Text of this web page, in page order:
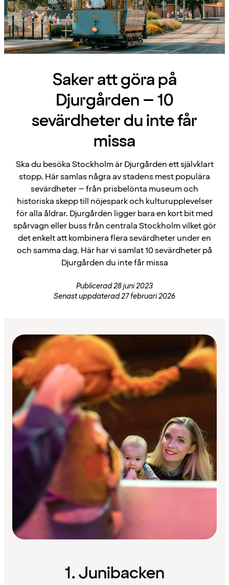
Saker att göra på
Djurgården – 10
sevärdheter du inte får
missa
Ska du besöka Stockholm är Djurgården ett självklart
stopp. Här samlas några av stadens mest populära
sevärdheter – från prisbelönta museum och
historiska skepp till nöjespark och kulturupplevelser
för alla åldrar. Djurgården ligger bara en kort bit med
spårvagn eller buss från centrala Stockholm vilket gör
det enkelt att kombinera flera sevärdheter under en
och samma dag. Här har vi samlat 10 sevärdheter på
Djurgården du inte får missa
Publicerad 28 juni 2023
Senast uppdaterad 27 februari 2026
1. Junibacken